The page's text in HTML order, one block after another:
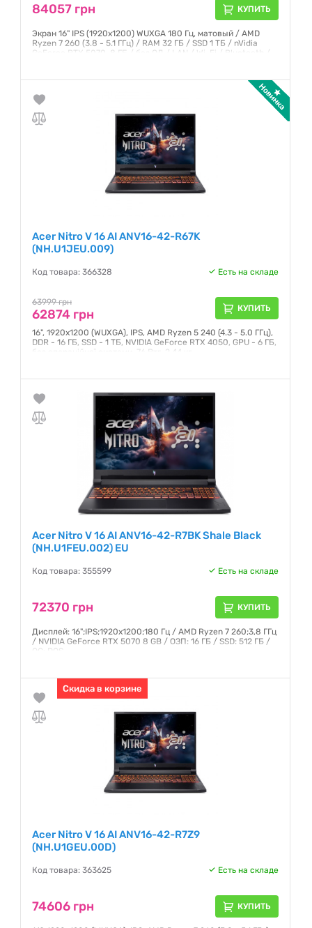
84057 грн КУПИТЬ
Экран 16" IPS (1920x1200) WUXGA 180 Гц, матовый / AMD
Ryzen 7 260 (3.8 - 5.1 ГГц) / RAM 32 ГБ / SSD 1 ТБ / nVidia
GeForce RTX 5070, 8 ГБ / без ОД / LAN / Wi-Fi / Bluetooth /
Гарантия:12 месяцев
Acer Nitro V 16 AI ANV16-42-R67K
(NH.U1JEU.009)
Код товара: 366328 Есть на складе
63999 грн
62874 грн КУПИТЬ
16", 1920x1200 (WUXGA), IPS, AMD Ryzen 5 240 (4.3 - 5.0 ГГц),
DDR - 16 ГБ, SSD - 1 ТБ, NVIDIA GeForce RTX 4050, GPU - 6 ГБ,
без операційної системи, 76 Втг, 2.44 кг
Acer Nitro V 16 AI ANV16-42-R7BK Shale Black
(NH.U1FEU.002) EU
Код товара: 355599 Есть на складе
72370 грн КУПИТЬ
Дисплей: 16";IPS;1920x1200;180 Гц / AMD Ryzen 7 260;3,8 ГГц
/ NVIDIA GeForce RTX 5070 8 GB / ОЗП: 16 ГБ / SSD: 512 ГБ /
ОС: DOS
Скидка в корзине
Acer Nitro V 16 AI ANV16-42-R7Z9
(NH.U1GEU.00D)
Код товара: 363625 Есть на складе
74606 грн КУПИТЬ